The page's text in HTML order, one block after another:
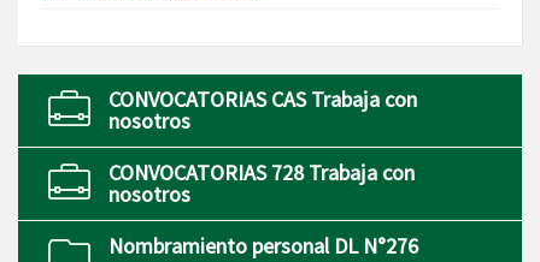
CONVOCATORIAS CAS Trabaja con
nosotros
CONVOCATORIAS 728 Trabaja con
nosotros
Nombramiento personal DL N°276